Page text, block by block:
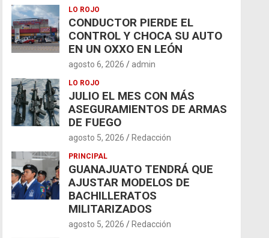
LO ROJO
CONDUCTOR PIERDE EL
CONTROL Y CHOCA SU AUTO
EN UN OXXO EN LEÓN
agosto 6, 2026 admin
LO ROJO
JULIO EL MES CON MÁS
ASEGURAMIENTOS DE ARMAS
DE FUEGO
agosto 5, 2026 Redacción
PRINCIPAL
GUANAJUATO TENDRÁ QUE
AJUSTAR MODELOS DE
BACHILLERATOS
MILITARIZADOS
agosto 5, 2026 Redacción